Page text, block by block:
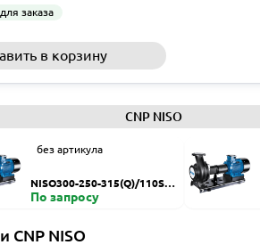
заказа
в корзину
CNP NISO
без артикула
NISO300-250-315(Q)/110SW
HZDI
По запросу
CNP NISO